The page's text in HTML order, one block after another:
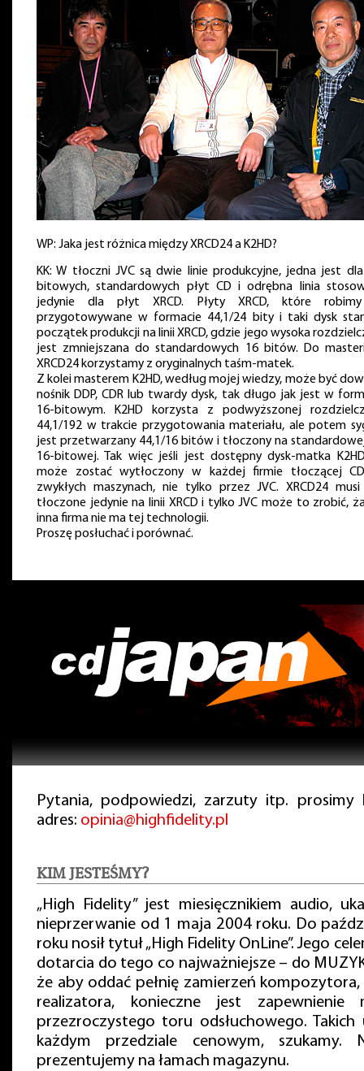
WP: Jaka jest różnica między XRCD24 a K2HD?
KK: W tłoczni JVC są dwie linie produkcyjne, jedna jest
bitowych, standardowych płyt CD i odrębna linia
jedynie dla płyt XRCD. Płyty XRCD, które
przygotowywane w formacie 44,1/24 bity i taki dysk
początek produkcji na linii XRCD, gdzie jego wysoka
jest zmniejszana do standardowych 16 bitów. Do
XRCD24 korzystamy z oryginalnych taśm-matek.
Z kolei masterem K2HD, według mojej wiedzy, może być
nośnik DDP, CDR lub twardy dysk, tak długo jak jest w
16-bitowym. K2HD korzysta z podwyższonej
44,1/192 w trakcie przygotowania materiału, ale potem
jest przetwarzany 44,1/16 bitów i tłoczony na
16-bitowej. Tak więc jeśli jest dostępny dysk-matka
może zostać wytłoczony w każdej firmie tłoczącej
zwykłych maszynach, nie tylko przez JVC. XRCD24
tłoczone jedynie na linii XRCD i tylko JVC może to zrobić,
inna firma nie ma tej technologii.
Proszę posłuchać i porównać.
Pytania, podpowiedzi, zarzuty itp. prosimy
adres: opinia@highfidelity.pl
KIM JESTEŚMY?
„High Fidelity” jest miesięcznikiem audio,
nieprzerwanie od 1 maja 2004 roku. Do
roku nosił tytuł „High Fidelity OnLine”. Jego
dotarcia do tego co najważniejsze – do
że aby oddać pełnię zamierzeń
realizatora, konieczne jest zapewnienie
przezroczystego toru odsłuchowego. Takich
każdym przedziale cenowym, szukamy.
prezentujemy na łamach magazynu.